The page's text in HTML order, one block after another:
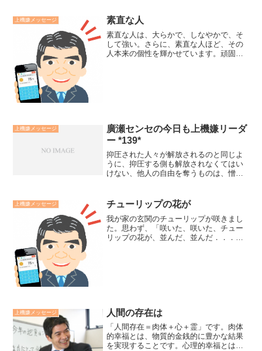
上機嫌メッセージ 素直な人
素直な人は、大らかで、しなやかで、そ
して強い。さらに、素直な人ほど、その
人本来の個性を輝かせています。頑固な
上機嫌メッセージ
廣瀬センセの今日も上機嫌リーダ
ー *139*
抑圧された人々が解放されるのと同じよ
うに、抑圧する側も解放されなくてはい
けない、他人の自由を奪うものは、憎し
れる側も、人間性を奪われている点では
変わりない。（故ネルソン...
上機嫌メッセージ チューリップの花が
我が家の玄関のチューリップが咲きまし
た。思わず、「咲いた、咲いた、チュー
リップの花が、並んだ、並んだ．．．」
上機嫌メッセージ 人間の存在は
「人間存在＝肉体＋心＋霊」です。肉体
的幸福とは、物質的金銭的に豊かな結果
を実現することです。心理的幸福とは、